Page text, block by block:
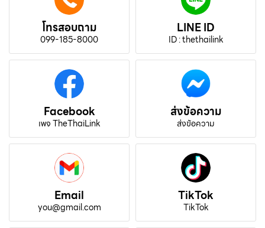
โทรสอบถาม
099-185-8000
LINE ID
ID : thethailink
Facebook
เพจ TheThaiLink
ส่งข้อความ
ส่งข้อความ
Email
you@gmail.com
TikTok
TikTok